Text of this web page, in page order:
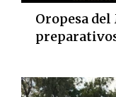
Oropesa